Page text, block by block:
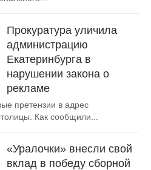
Прокуратура уличила
администрацию
Екатеринбурга в
нарушении закона о
рекламе
претензии в адрес
Как сообщили...
«Уралочки» внесли свой
вклад в победу сборной